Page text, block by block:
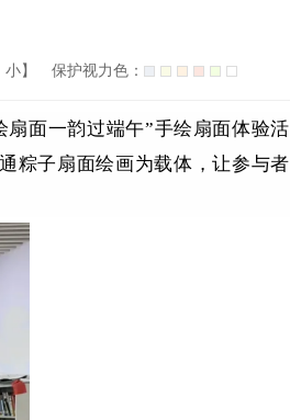
小】 保护视力色：
面一韵过端午”手绘扇面体验活
粽子扇面绘画为载体，让参与者